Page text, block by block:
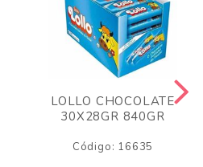
LOLLO CHOCOLATE
30X28GR 840GR
Código: 16635